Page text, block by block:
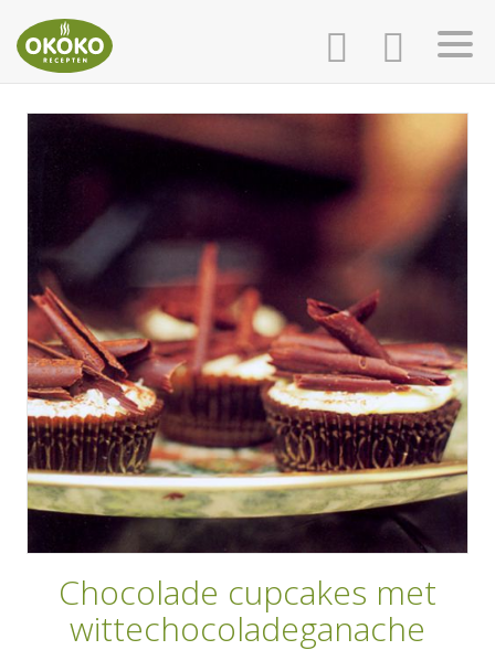
INLOGGEN
AANMELDEN
HOME
WEEKMENU'S
KOOKBOEKEN
Chocolade cupcakes met
wittechocoladeganache